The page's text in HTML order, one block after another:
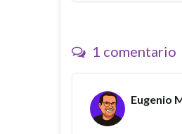
1 comentario
Eugenio